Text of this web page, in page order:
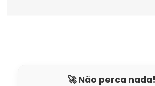
🚀 Não perca nada!